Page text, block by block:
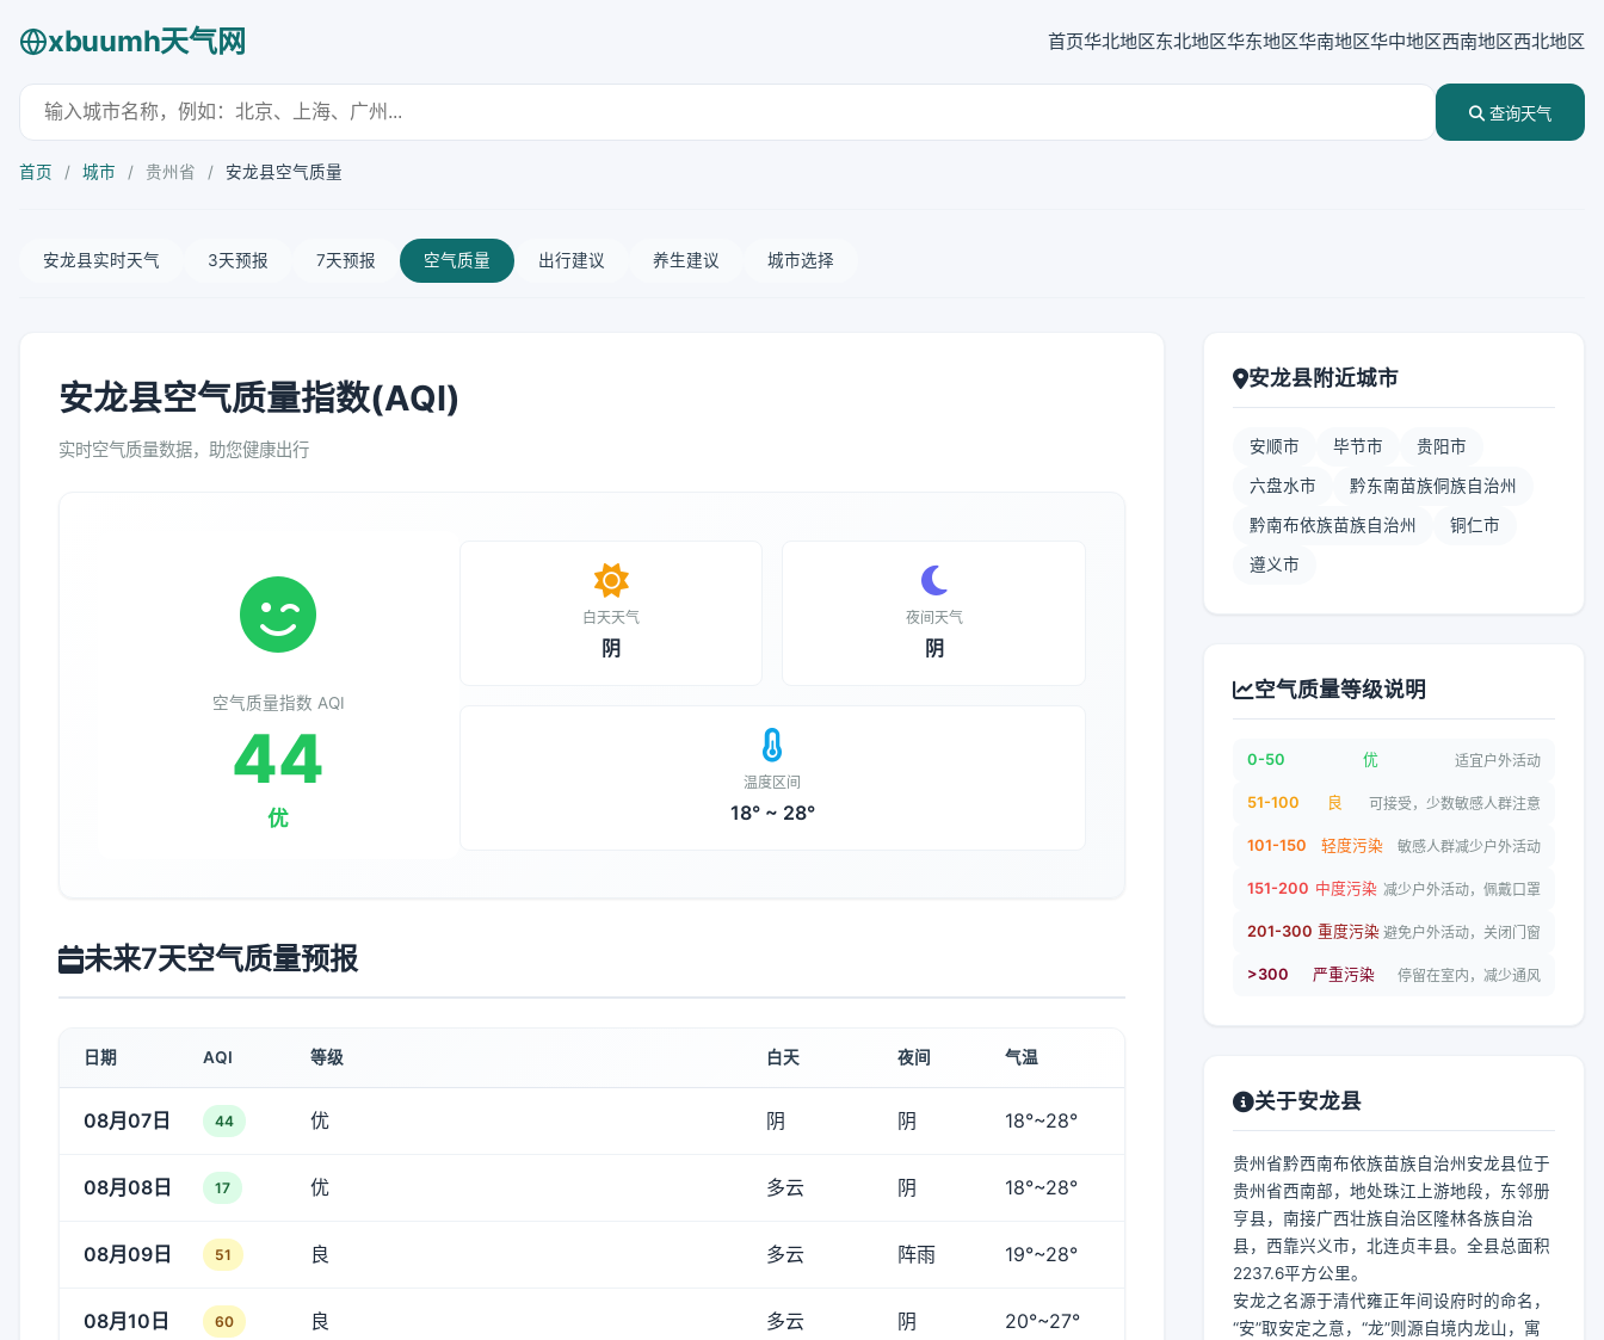
xbuumh天气网 首页华北地区东北地区华东地区华南地区华中地区西南地区西北地区
查询天气
首页 / 城市 / 贵州省 / 安龙县空气质量
安龙县实时天气 3天预报 7天预报 空气质量 出行建议 养生建议 城市选择
安龙县空气质量指数(AQI)
实时空气质量数据，助您健康出行
空气质量指数 AQI
44
优
白天天气
阴
夜间天气
阴
温度区间
18° ~ 28°
未来7天空气质量预报
日期 AQI 等级 白天 夜间 气温
08月07日 44 优 阴 阴 18°~28°
08月08日 17 优 多云 阴 18°~28°
08月09日 51 良 多云 阵雨 19°~28°
08月10日 60 良 多云 阴 20°~27°
安龙县附近城市
安顺市 毕节市 贵阳市
六盘水市 黔东南苗族侗族自治州
黔南布依族苗族自治州 铜仁市
遵义市
空气质量等级说明
0-50 优 适宜户外活动
51-100 良 可接受，少数敏感人群注意
101-150 轻度污染 敏感人群减少户外活动
151-200 中度污染 减少户外活动，佩戴口罩
201-300 重度污染 避免户外活动，关闭门窗
>300 严重污染 停留在室内，减少通风
关于安龙县
贵州省黔西南布依族苗族自治州安龙县位于
贵州省西南部，地处珠江上游地段，东邻册
亨县，南接广西壮族自治区隆林各族自治
县，西靠兴义市，北连贞丰县。全县总面积
2237.6平方公里。
安龙之名源于清代雍正年间设府时的命名，
“安”取安定之意，“龙”则源自境内龙山，寓